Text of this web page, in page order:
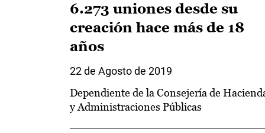
6.273 uniones desde su
creación hace más de 18
años
22 de Agosto de 2019
Dependiente de la Consejería de
y Administraciones Públicas